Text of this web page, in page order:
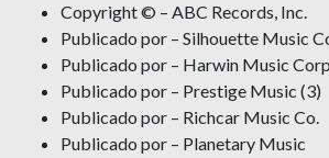
Copyright © – ABC Records, Inc.
Publicado por – Silhouette Music
Publicado por – Harwin Music
Publicado por – Prestige Music (3)
Publicado por – Richcar Music Co.
Publicado por – Planetary Music